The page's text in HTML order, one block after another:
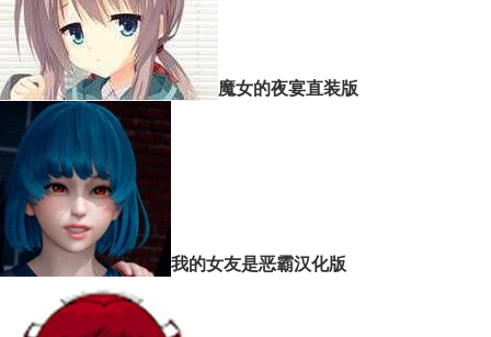
魔女的夜宴直装版
我的女友是恶霸汉化版